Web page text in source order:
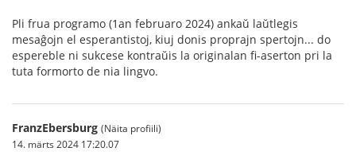
Pli frua programo (1an februaro 2024) ankaŭ laŭtlegis
mesaĝojn el esperantistoj, kiuj donis proprajn spertojn... do
espereble ni sukcese kontraŭis la originalan fi-aserton pri la
tuta formorto de nia lingvo.
FranzEbersburg (Näita profiili)
14. märts 2024 17:20.07